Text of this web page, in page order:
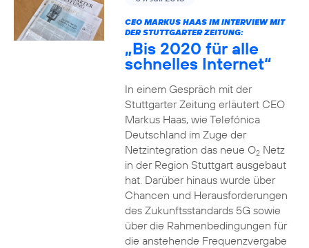
CEO MARKUS HAAS IM INTERVIEW MIT
DER STUTTGARTER ZEITUNG:
„Bis 2020 für alle
schnelles Internet“
In einem Gespräch mit der
Stuttgarter Zeitung erläutert CEO
Markus Haas, wie Telefónica
Deutschland im Zuge der
Netzintegration das neue O2Netz
in der Region Stuttgart ausgebaut
hat. Darüber hinaus wurde über
Chancen und Herausforderungen
des Zukunftsstandards 5G sowie
über die Rahmenbedingungen für
die anstehende Frequenzvergabe